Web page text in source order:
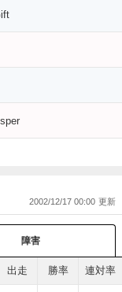
2002/12/17 00:00
障害
出走 勝率 連対率